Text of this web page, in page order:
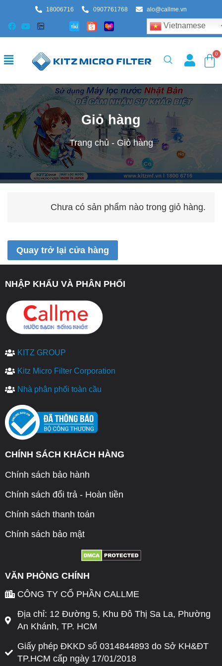
18006716 0907761768 alo@callme.vn
Vietnamese
Giỏ hàng
Trang chủ - Giỏ hàng
Chưa có sản phẩm nào trong giỏ hàng.
Quay trở lại cửa hàng
NHẬP KHẨU VÀ PHÂN PHỐI
KITZ GROUP
Kitz Micro Filter Corporation
Nhà phân phối toàn cầu
CHÍNH SÁCH KHÁCH HÀNG
Chính sách bảo hành
Chính sách đổi trả - Hoàn tiền
Chính sách thanh toán
Chính sách bảo mật
VĂN PHÒNG CHÍNH
CÔNG TY CỔ PHẦN CALLME
Địa chỉ: 12 Đường 5, Khu Đô Thị Sa La, Phường
An Khánh, TP. HCM
Giấy phép ĐKKD số 0314844893 do Sở KH&ĐT
TP.HCM cấp ngày 17/01/2018